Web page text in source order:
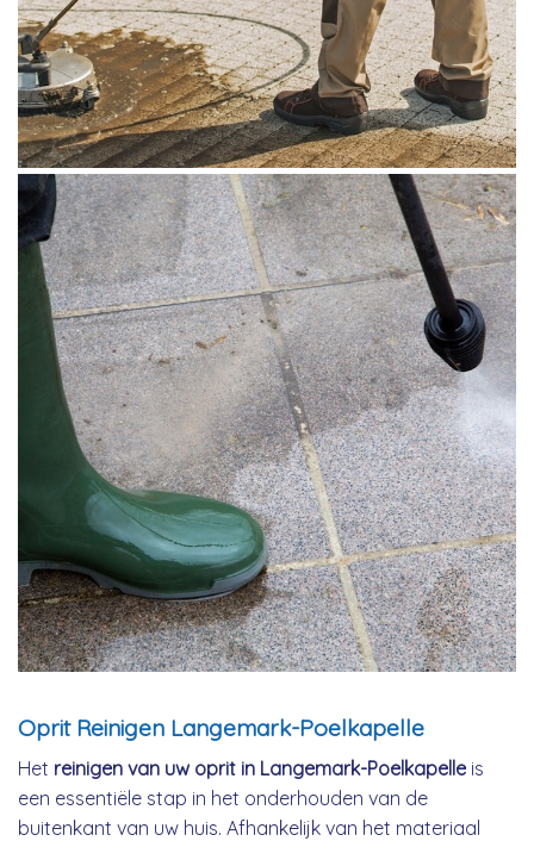
Oprit Reinigen Langemark-Poelkapelle
Het reinigen van uw oprit in Langemark-Poelkapelleis
een essentiële stap in het onderhouden van de
buitenkant van uw huis. Afhankelijk van het materiaal